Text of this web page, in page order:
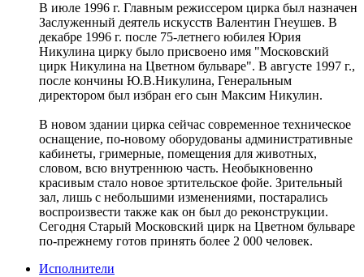
В июле 1996 г. Главным режиссером цирка был назначен
Заслуженный деятель искусств Валентин Гнеушев. В
декабре 1996 г. после 75-летнего юбилея Юрия
Никулина цирку было присвоено имя "Московский
цирк Никулина на Цветном бульваре". В августе 1997 г.,
после кончины Ю.В.Никулина, Генеральным
директором был избран его сын Максим Никулин.
В новом здании цирка сейчас современное техническое
оснащение, по-новому оборудованы административные
кабинеты, гримерные, помещения для животных,
словом, всю внутреннюю часть. Необыкновенно
красивым стало новое зртительское фойе. Зрительный
зал, лишь с небольшими изменениями, постарались
воспроизвести также как он был до реконструкции.
Сегодня Старый Московский цирк на Цветном бульваре
по-прежнему готов принять более 2 000 человек.
Исполнители